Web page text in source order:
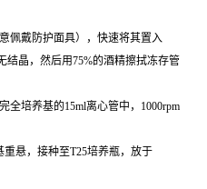
佩戴防护面具），快速将其置入
晶，然后用75%的酒精擦拭冻存管
全培养基的15ml离心管中，1000rpm
悬，接种至T25培养瓶，放于